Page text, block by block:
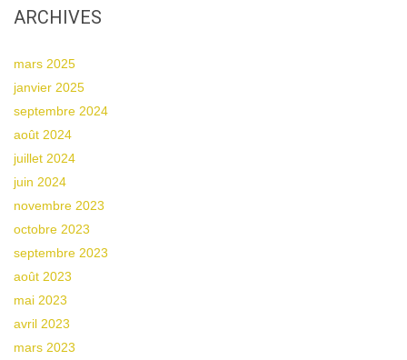
ARCHIVES
mars 2025
janvier 2025
septembre 2024
août 2024
juillet 2024
juin 2024
novembre 2023
octobre 2023
septembre 2023
août 2023
mai 2023
avril 2023
mars 2023